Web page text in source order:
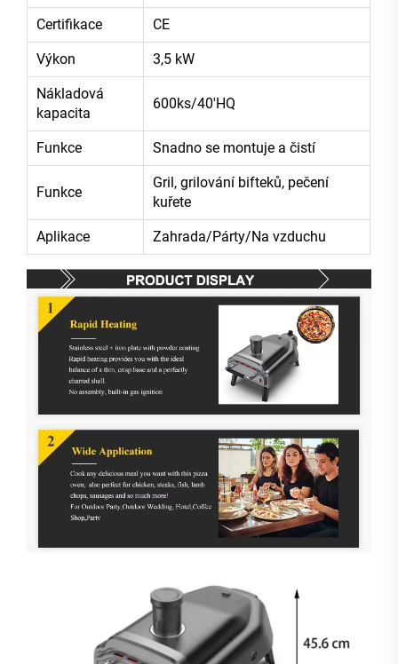
Certifikace CE
Výkon 3,5 kW
Nákladová
kapacita
600ks/40'HQ
Funkce Snadno se montuje a čistí
Funkce
Gril, grilování bifteků, pečení
kuřete
Aplikace Zahrada/Párty/Na vzduchu